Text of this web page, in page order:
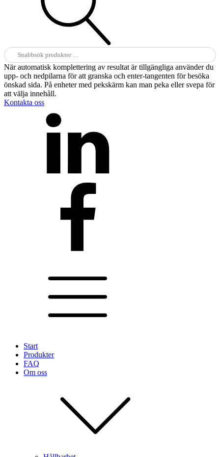
Sök
efter:
När automatisk komplettering av resultat är tillgängliga använder du
upp- och nedpilarna för att granska och enter-tangenten för besöka
önskad sida. På enheter med pekskärm kan man peka eller svepa för
att välja innehåll.
Kontakta oss
Start
Produkter
FAQ
Om oss